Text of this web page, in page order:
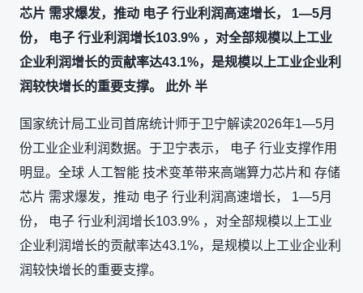
芯片 需求爆发，推动 电子 行业利润高速增长， 1—5月
份， 电子 行业利润增长103.9% ，对全部规模以上工业
企业利润增长的贡献率达43.1%，是规模以上工业企业利
润较快增长的重要支撑。 此外 半
国家统计局工业司首席统计师于卫宁解读2026年1—5月
份工业企业利润数据。于卫宁表示， 电子 行业支撑作用
明显。全球 人工智能 技术变革带来高端算力芯片和 存储
芯片 需求爆发，推动 电子 行业利润高速增长， 1—5月
份， 电子 行业利润增长103.9% ，对全部规模以上工业
企业利润增长的贡献率达43.1%，是规模以上工业企业利
润较快增长的重要支撑。